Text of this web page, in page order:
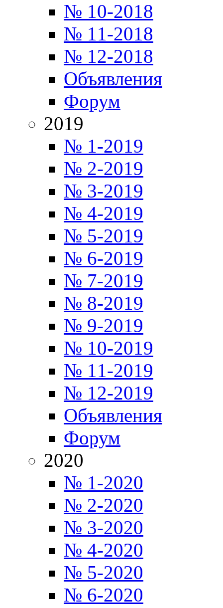
№ 10-2018
№ 11-2018
№ 12-2018
Объявления
Форум
2019
№ 1-2019
№ 2-2019
№ 3-2019
№ 4-2019
№ 5-2019
№ 6-2019
№ 7-2019
№ 8-2019
№ 9-2019
№ 10-2019
№ 11-2019
№ 12-2019
Объявления
Форум
2020
№ 1-2020
№ 2-2020
№ 3-2020
№ 4-2020
№ 5-2020
№ 6-2020